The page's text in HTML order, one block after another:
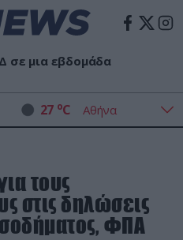
σε μια εβδομάδα
27 oC
τους
στις δηλώσεις
ΦΠΑ